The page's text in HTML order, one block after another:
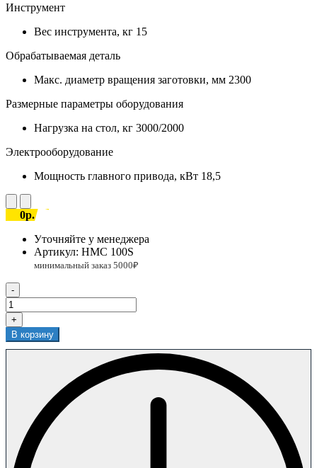
Инструмент
Вес инструмента, кг 15
Обрабатываемая деталь
Макс. диаметр вращения заготовки, мм 2300
Размерные параметры оборудования
Нагрузка на стол, кг 3000/2000
Электрооборудование
Мощность главного привода, кВт 18,5
0р.
Уточняйте у менеджера
Артикул: HMC 100S
-
+
В корзину